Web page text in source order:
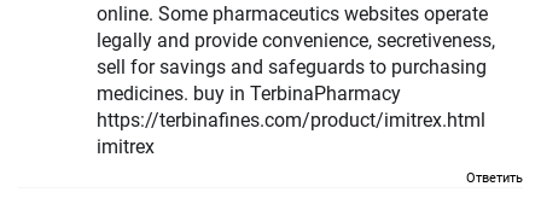
online. Some pharmaceutics websites operate
legally and provide convenience, secretiveness,
sell for savings and safeguards to purchasing
medicines. buy in TerbinaPharmacy
https://terbinafines.com/product/imitrex.html
imitrex
Ответить